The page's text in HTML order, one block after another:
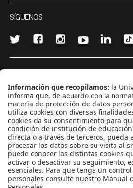
SÍGUENOS
CONTÁCTANOS
cerosetenta@uniandes.edu.co
BOGOTÁ, COLOMBIA
NEWSLETTER